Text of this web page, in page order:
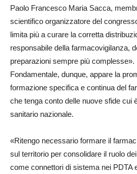
Paolo Francesco Maria Sacca,
scientifico organizzatore del
limita più a curare la corretta
responsabile della farmacovigilanza,
preparazioni sempre più complesse».
Fondamentale, dunque, appare la
formazione specifica e continua del
che tenga conto delle nuove sfide cui
sanitario nazionale.
«Ritengo necessario formare il
sul territorio per consolidare il ruolo
come connettori di sistema nei PDTA